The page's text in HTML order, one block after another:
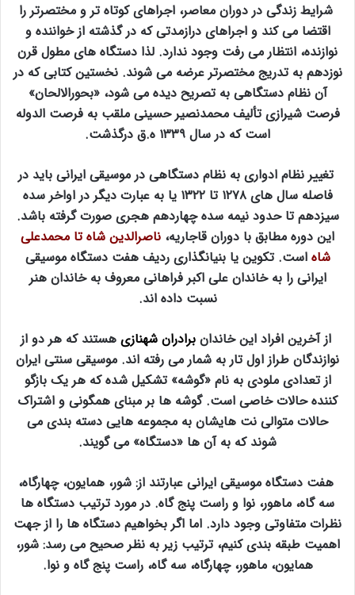
شرایط زندگی در دوران معاصر، اجراهای کوتاه تر و مختصرتر را
اقتضا می کند و اجراهای درازمدتی که در گذشته از خواننده و
نوازنده، انتظار می رفت وجود ندارد. لذا دستگاه های مطول قرن
نوزدهم به تدریج مختصرتر عرضه می شوند. نخستین کتابی که در
آن نظام دستگاهی به تصریح دیده می شود، «بحورالالحان»
فرصت شیرازی تألیف محمدنصیر حسینی ملقب به فرصت الدوله
است که در سال ۱۳۳۹ ه.ق درگذشت.
تغییر نظام ادواری به نظام دستگاهی در موسیقی ایرانی باید در
فاصله سال های ۱۲۷۸ تا ۱۳۲۲ یا به عبارت دیگر در اواخر سده
سیزدهم تا حدود نیمه سده چهاردهم هجری صورت گرفته باشد.
این دوره مطابق با دوران قاجاریه، ناصرالدین شاه تا محمدعلی
شاه است. تکوین یا بنیانگذاری ردیف هفت دستگاه موسیقی
ایرانی را به خاندان علی اکبر فراهانی معروف به خاندان هنر
نسبت داده اند.
از آخرین افراد این خاندانبرادران شهنازی هستند که هر دو از
نوازندگان طراز اول تار به شمار می رفته اند. موسیقی سنتی ایران
از تعدادی ملودی به نام «گوشه» تشکیل شده که هر یک بازگو
کننده حالات خاصی است. گوشه ها بر مبنای همگونی و اشتراک
حالات متوالی نت هایشان به مجموعه هایی دسته بندی می
شوند که به آن ها «دستگاه» می گویند.
هفت دستگاه موسیقی ایرانی عبارتند از: شور، همایون، چهارگاه،
سه گاه، ماهور، نوا و راست پنج گاه. در مورد ترتیب دستگاه ها
نظرات متفاوتی وجود دارد. اما اگر بخواهیم دستگاه ها را از جهت
اهمیت طبقه بندی کنیم، ترتیب زیر به نظر صحیح می رسد: شور،
همایون، ماهور، چهارگاه، سه گاه، راست پنج گاه و نوا.